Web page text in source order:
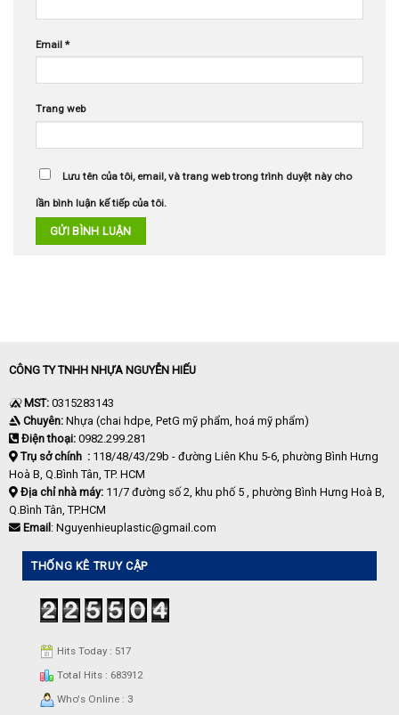
Email *
Trang web
Lưu tên của tôi, email, và trang web trong trình duyệt này cho
lần bình luận kế tiếp của tôi.
CÔNG TY TNHH NHỰA NGUYỄN HIẾU
MST: 0315283143
Chuyên: Nhựa (chai hdpe, PetG mỹ phẩm, hoá mỹ phẩm)
Điện thoại: 0982.299.281
Trụ sở chính : 118/48/43/29b - đường Liên Khu 5-6, phường Bình Hưng
Hoà B, Q.Bình Tân, TP. HCM
Địa chỉ nhà máy: 11/7 đường số 2, khu phố 5 , phường Bình Hưng Hoà B,
Q.Bình Tân, TP.HCM
Email: Nguyenhieuplastic@gmail.com
THỐNG KÊ TRUY CẬP
Hits Today : 517
Total Hits : 683912
Who's Online : 3